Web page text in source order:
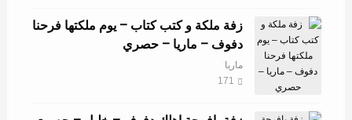
زفة ملكة و كتب كتاب – يوم ملكتها فرحنا
دفوف – ماريا – حصري
ماريا
171